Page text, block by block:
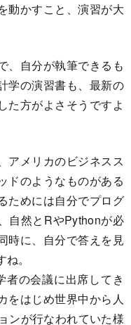
動かすこと、演習が大
、自分が執筆できるも
学の演習書も、最新の
た方がよさそうですよ
メリカのビジネスス
ドのようなものがある
ためには自分でプログ
自然とRやPythonが必
時に、自分で答えを見
。
者の会議に出席してき
をはじめ世界中から人
ンが行なわれていた様